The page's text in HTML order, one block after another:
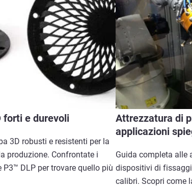
forti e durevoli
3D robusti e resistenti per la
produzione. Confrontate i
P3™ DLP per trovare quello più
Attrezzatura di
applicazioni
Guida completa alle
dispositivi di
calibri. Scopri come